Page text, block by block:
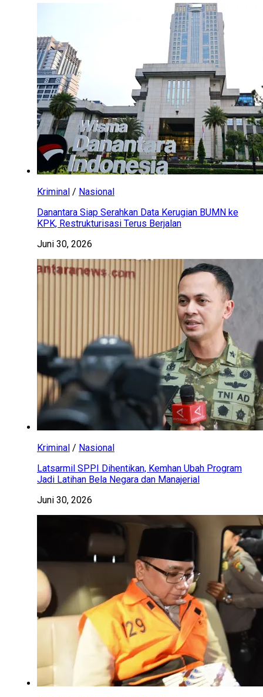
Kriminal / Nasional
Danantara Siap Serahkan Data Kerugian BUMN ke
KPK, Restrukturisasi Terus Berjalan
Juni 30, 2026
Kriminal / Nasional
Latsarmil SPPI Dihentikan, Kemhan Ubah Program
Jadi Latihan Bela Negara dan Manajerial
Juni 30, 2026